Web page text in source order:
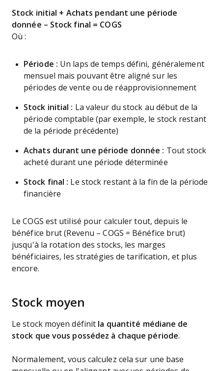
Stock initial + Achats pendant une période
donnée – Stock final = COGS
Où :
Période : Un laps de temps défini, généralement
mensuel mais pouvant être aligné sur les
périodes de vente ou de réapprovisionnement
Stock initial : La valeur du stock au début de la
période comptable (par exemple, le stock restant
de la période précédente)
Achats durant une période donnée : Tout stock
acheté durant une période déterminée
Stock final : Le stock restant à la fin de la période
financière
Le COGS est utilisé pour calculer tout, depuis le
bénéfice brut (Revenu – COGS = Bénéfice brut)
jusqu'à la rotation des stocks, les marges
bénéficiaires, les stratégies de tarification, et plus
encore.
Stock moyen
Le stock moyen définit la quantité médiane de
stock que vous possédez à chaque période.
Normalement, vous calculez cela sur une base